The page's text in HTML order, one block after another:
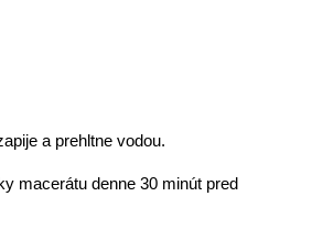
a prehltne vodou.
macerátu denne 30 minút pred